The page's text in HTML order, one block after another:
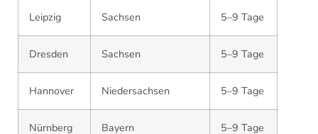
Leipzig Sachsen 5–9 Tage
Dresden Sachsen 5–9 Tage
Hannover Niedersachsen 5–9 Tage
Nürnberg Bayern 5–9 Tage